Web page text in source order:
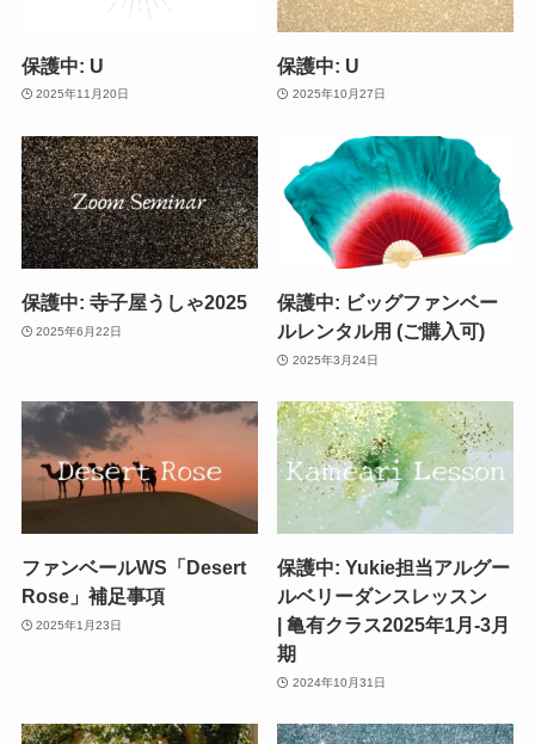
保護中: U
2025年11月20日
保護中: U
2025年10月27日
保護中: 寺子屋うしゃ2025
2025年6月22日
保護中: ビッグファンベー
ルレンタル用 (ご購入可)
2025年3月24日
ファンベールWS「Desert
Rose」補足事項
2025年1月23日
保護中: Yukie担当アルグー
ルベリーダンスレッスン
| 亀有クラス2025年1月-3月
期
2024年10月31日